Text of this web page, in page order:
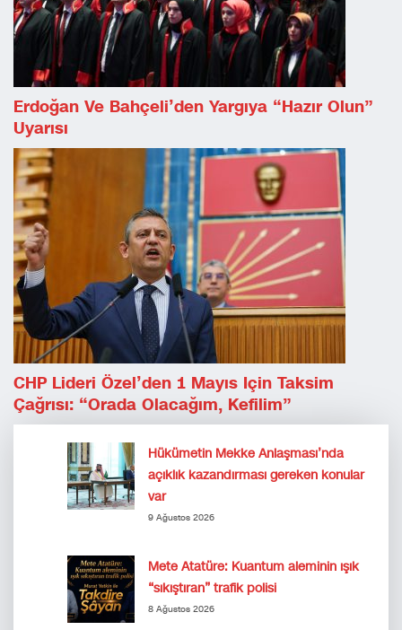
Erdoğan Ve Bahçeli’den Yargıya “hazır Olun”
Uyarısı
CHP Lideri Özel’den 1 Mayıs Için Taksim
Çağrısı: “Orada Olacağım, Kefilim”
Hükümetin Mekke Anlaşması’nda
açıklık kazandırması gereken konular
var
9 Ağustos 2026
Mete Atatüre: Kuantum aleminin ışık
“sıkıştıran” trafik polisi
8 Ağustos 2026